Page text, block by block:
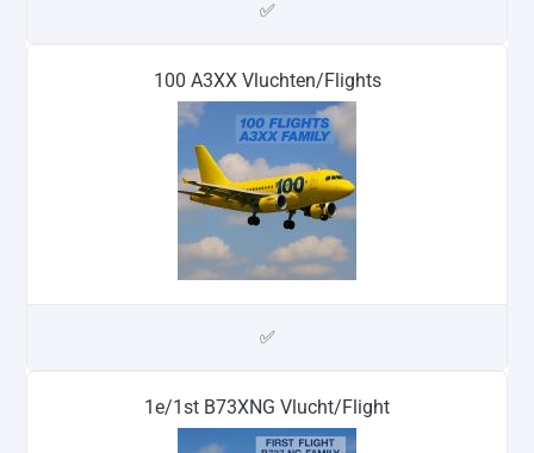
✅
100 A3XX Vluchten/Flights
✅
1e/1st B73XNG Vlucht/Flight